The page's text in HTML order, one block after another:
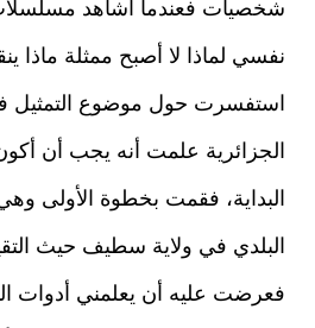
شخصيات فعندما أشاهد
نفسي لماذا لا أصبح ممثلة ماذا
استفسرت حول موضوع التمثيل
الجزائرية علمت أنه يجب أن
البداية، فقمت بخطوة الأولى
البلدي في ولاية سطيف حيث
فعرضت عليه أن يعلمني أدوات